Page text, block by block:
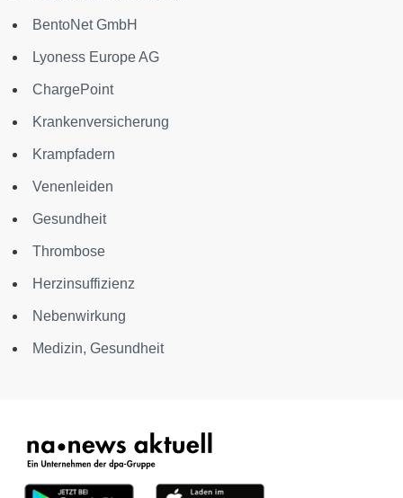
BentoNet GmbH
Lyoness Europe AG
ChargePoint
Krankenversicherung
Krampfadern
Venenleiden
Gesundheit
Thrombose
Herzinsuffizienz
Nebenwirkung
Medizin, Gesundheit